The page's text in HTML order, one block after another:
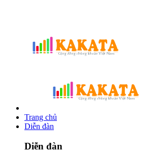
Trang chủ
Diễn đàn
Diễn đàn